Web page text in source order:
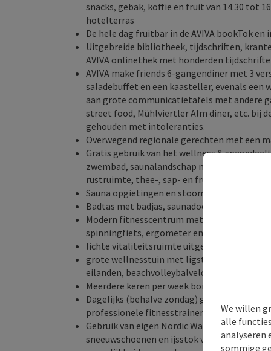
snacks, gebak, koffie en fruit van 14.30 tot
hotelterras
De hele dag fruitbar in de AVIVA bookTok
Uitgebreide bibliotheek, tijdschriften,
AVIVA onlinethek met honderden
AVIVA make friends 6-gangendiner met 3
saladebuffet en een kaasteller, evenals
aan grote communicatietafels met andere
street food, Mühlviertler Alm diner, etc. bij
gehouden met intoleranties.
Overwegend regionale gerechten met een
Gratis gebruik van het wellness &
zwembad, saunalandschap met aardsauna,
rustruimte, thee-, sap- en fruitbar, evenals
Sauna opgietingen en stoombad peelings
Badtas met badjas, saunadoeken en badlakens
Modern fitnesscentrum met Technogym-
spinningfiets, ergometer en
lichte vitaliteitsruimte uitgerust met
grote wellnesstuin met ligstoelen,
eilanden, beachvolleybalveld en
Meerdere keren per week borrelen in de
Dagelijks (behalve zondag) gevarieerd
professionele fitnesstrainer
Gebruik van eigen Nordic Walking-
sneeuwschoenen en ijsstok voor de eigen
We willen
alle
analyseren
sommige